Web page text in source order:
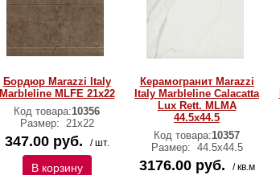
Бордюр Marazzi Italy
Marbleline MLFE 21х22
Код товара:10356
Размер: 21х22
347.00 руб. / шт.
В корзину
Керамогранит Marazzi
Italy Marbleline Calacatta
Lux Rett. MLMA
44.5х44.5
Код товара:10357
Размер: 44.5х44.5
3176.00 руб. / кв.м